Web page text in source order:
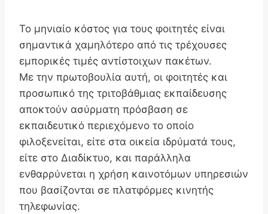
Το μηνιαίο κόστος για τους φοιτητές είναι
σημαντικά χαμηλότερο από τις τρέχουσες
εμπορικές τιμές αντίστοιχων πακέτων.
Με την πρωτοβουλία αυτή, οι φοιτητές και
προσωπικό της τριτοβάθμιας εκπαίδευσης
αποκτούν ασύρματη πρόσβαση σε
εκπαιδευτικό περιεχόμενο το οποίο
φιλοξενείται, είτε στα οικεία ιδρύματά τους,
είτε στο Διαδίκτυο, και παράλληλα
ενθαρρύνεται η χρήση καινοτόμων υπηρεσιών
που βασίζονται σε πλατφόρμες κινητής
τηλεφωνίας.